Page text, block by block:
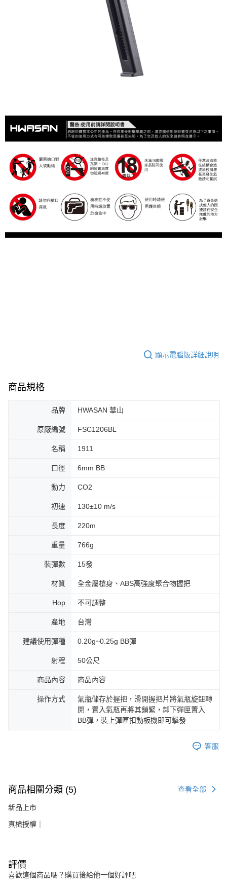
顯示電腦版詳細說明
商品規格
品牌 HWASAN 華山
原廠編號 FSC1206BL
名稱 1911
口徑 6mm BB
動力 CO2
初速 130±10 m/s
長度 220m
重量 766g
裝彈數 15發
材質 全金屬槍身、ABS高強度聚合物握把
Hop 不可調整
產地 台灣
建議使用彈種 0.20g~0.25g BB彈
射程 50公尺
商品內容 商品內容
操作方式
氣瓶儲存於握把，滑開握把片將氣瓶旋鈕轉
開，置入氣瓶再將其鎖緊，卸下彈匣置入
BB彈，裝上彈匣扣動板機即可擊發
客服
商品相關分類 (5) 查看全部
新品上市
真槍授權｜
評價
喜歡這個商品嗎？購買後給他一個好評吧